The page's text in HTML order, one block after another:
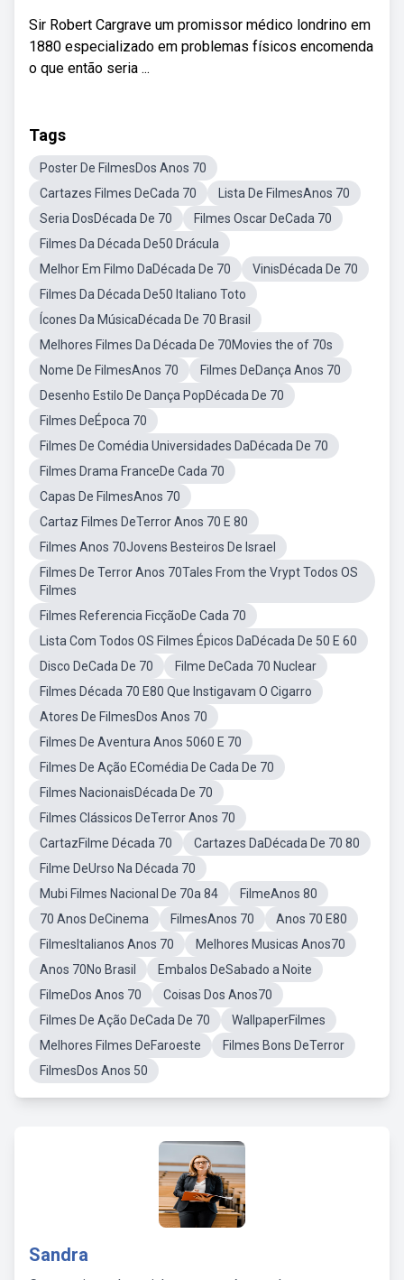
Sir Robert Cargrave um promissor médico londrino em
1880 especializado em problemas físicos encomenda
o que então seria ...
Tags
Poster De FilmesDos Anos 70
Cartazes Filmes DeCada 70
Lista De FilmesAnos 70
Seria DosDécada De 70
Filmes Oscar DeCada 70
Filmes Da Década De50 Drácula
Melhor Em Filmo DaDécada De 70
VinisDécada De 70
Filmes Da Década De50 Italiano Toto
Ícones Da MúsicaDécada De 70 Brasil
Melhores Filmes Da Década De 70Movies the of 70s
Nome De FilmesAnos 70
Filmes DeDança Anos 70
Desenho Estilo De Dança PopDécada De 70
Filmes DeÉpoca 70
Filmes De Comédia Universidades DaDécada De 70
Filmes Drama FranceDe Cada 70
Capas De FilmesAnos 70
Cartaz Filmes DeTerror Anos 70 E 80
Filmes Anos 70Jovens Besteiros De Israel
Filmes De Terror Anos 70Tales From the Vrypt Todos OS
Filmes
Filmes Referencia FicçãoDe Cada 70
Lista Com Todos OS Filmes Épicos DaDécada De 50 E 60
Disco DeCada De 70
Filme DeCada 70 Nuclear
Filmes Década 70 E80 Que Instigavam O Cigarro
Atores De FilmesDos Anos 70
Filmes De Aventura Anos 5060 E 70
Filmes De Ação EComédia De Cada De 70
Filmes NacionaisDécada De 70
Filmes Clássicos DeTerror Anos 70
CartazFilme Década 70
Cartazes DaDécada De 70 80
Filme DeUrso Na Década 70
Mubi Filmes Nacional De 70a 84
FilmeAnos 80
70 Anos DeCinema
FilmesAnos 70
Anos 70 E80
FilmesItalianos Anos 70
Melhores Musicas Anos70
Anos 70No Brasil
Embalos DeSabado a Noite
FilmeDos Anos 70
Coisas Dos Anos70
Filmes De Ação DeCada De 70
WallpaperFilmes
Melhores Filmes DeFaroeste
Filmes Bons DeTerror
FilmesDos Anos 50
Sandra